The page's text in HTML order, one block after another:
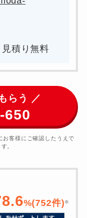
積り無料
らう ／
650
客様にご確認したうえで
。
%(752件) ※